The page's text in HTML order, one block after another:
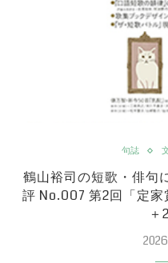
句誌
鶴山裕司の短歌・俳句
評 No.007 第2回「定
＋